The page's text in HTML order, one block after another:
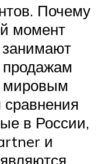
Почему
момент
мировым
в России,
и